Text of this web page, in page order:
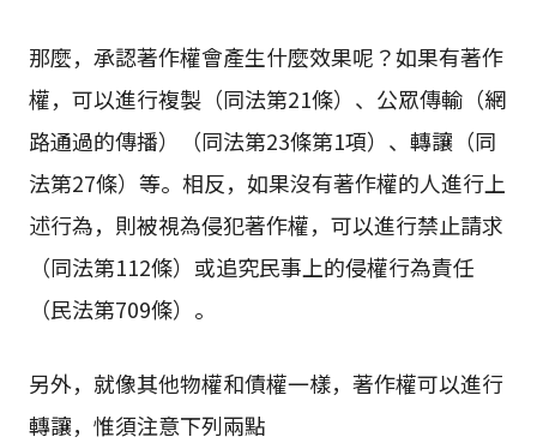
那麼，承認著作權會產生什麼效果呢？如果有著作
權，可以進行複製（同法第21條）、公眾傳輸（網
路通過的傳播）（同法第23條第1項）、轉讓（同
法第27條）等。相反，如果沒有著作權的人進行上
述行為，則被視為侵犯著作權，可以進行禁止請求
（同法第112條）或追究民事上的侵權行為責任
（民法第709條）。
另外，就像其他物權和債權一樣，著作權可以進行
轉讓，惟須注意下列兩點